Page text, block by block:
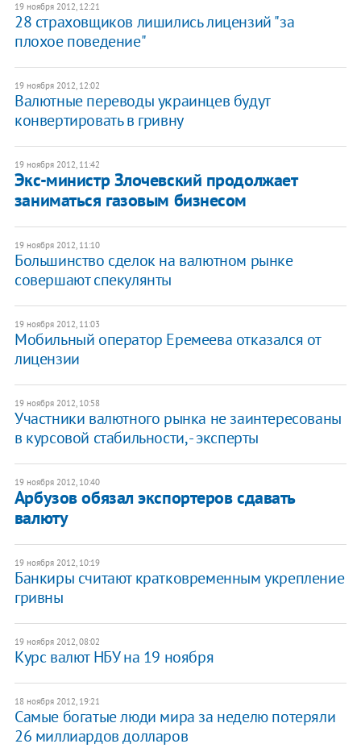
19 ноября 2012, 12:21
28 страховщиков лишились лицензий "за
плохое поведение"
19 ноября 2012, 12:02
Валютные переводы украинцев будут
конвертировать в гривну
19 ноября 2012, 11:42
Экс-министр Злочевский продолжает
заниматься газовым бизнесом
19 ноября 2012, 11:10
Большинство сделок на валютном рынке
совершают спекулянты
19 ноября 2012, 11:03
Мобильный оператор Еремеева отказался от
лицензии
19 ноября 2012, 10:58
Участники валютного рынка не заинтересованы
в курсовой стабильности, - эксперты
19 ноября 2012, 10:40
Арбузов обязал экспортеров сдавать
валюту
19 ноября 2012, 10:19
Банкиры считают кратковременным укрепление
гривны
19 ноября 2012, 08:02
​Курс валют НБУ на 19 ноября
18 ноября 2012, 19:21
Самые богатые люди мира за неделю потеряли
26 миллиардов долларов